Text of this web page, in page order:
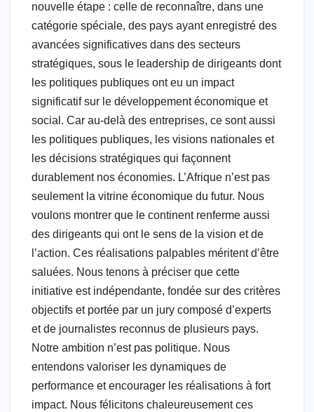
nouvelle étape : celle de reconnaître, dans une
catégorie spéciale, des pays ayant enregistré des
avancées significatives dans des secteurs
stratégiques, sous le leadership de dirigeants dont
les politiques publiques ont eu un impact
significatif sur le développement économique et
social. Car au-delà des entreprises, ce sont aussi
les politiques publiques, les visions nationales et
les décisions stratégiques qui façonnent
durablement nos économies. L’Afrique n’est pas
seulement la vitrine économique du futur. Nous
voulons montrer que le continent renferme aussi
des dirigeants qui ont le sens de la vision et de
l’action. Ces réalisations palpables méritent d’être
saluées. Nous tenons à préciser que cette
initiative est indépendante, fondée sur des critères
objectifs et portée par un jury composé d’experts
et de journalistes reconnus de plusieurs pays.
Notre ambition n’est pas politique. Nous
entendons valoriser les dynamiques de
performance et encourager les réalisations à fort
impact. Nous félicitons chaleureusement ces